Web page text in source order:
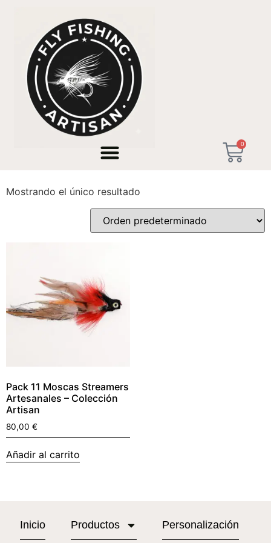
0
/ Productos etiquetados “doble anzuelo owner”
doble anzuelo owner
Mostrando el único resultado
Pack 11 Moscas Streamers
Artesanales – Colección
Artisan
80,00 €
Añadir al carrito
Inicio Productos Personalización